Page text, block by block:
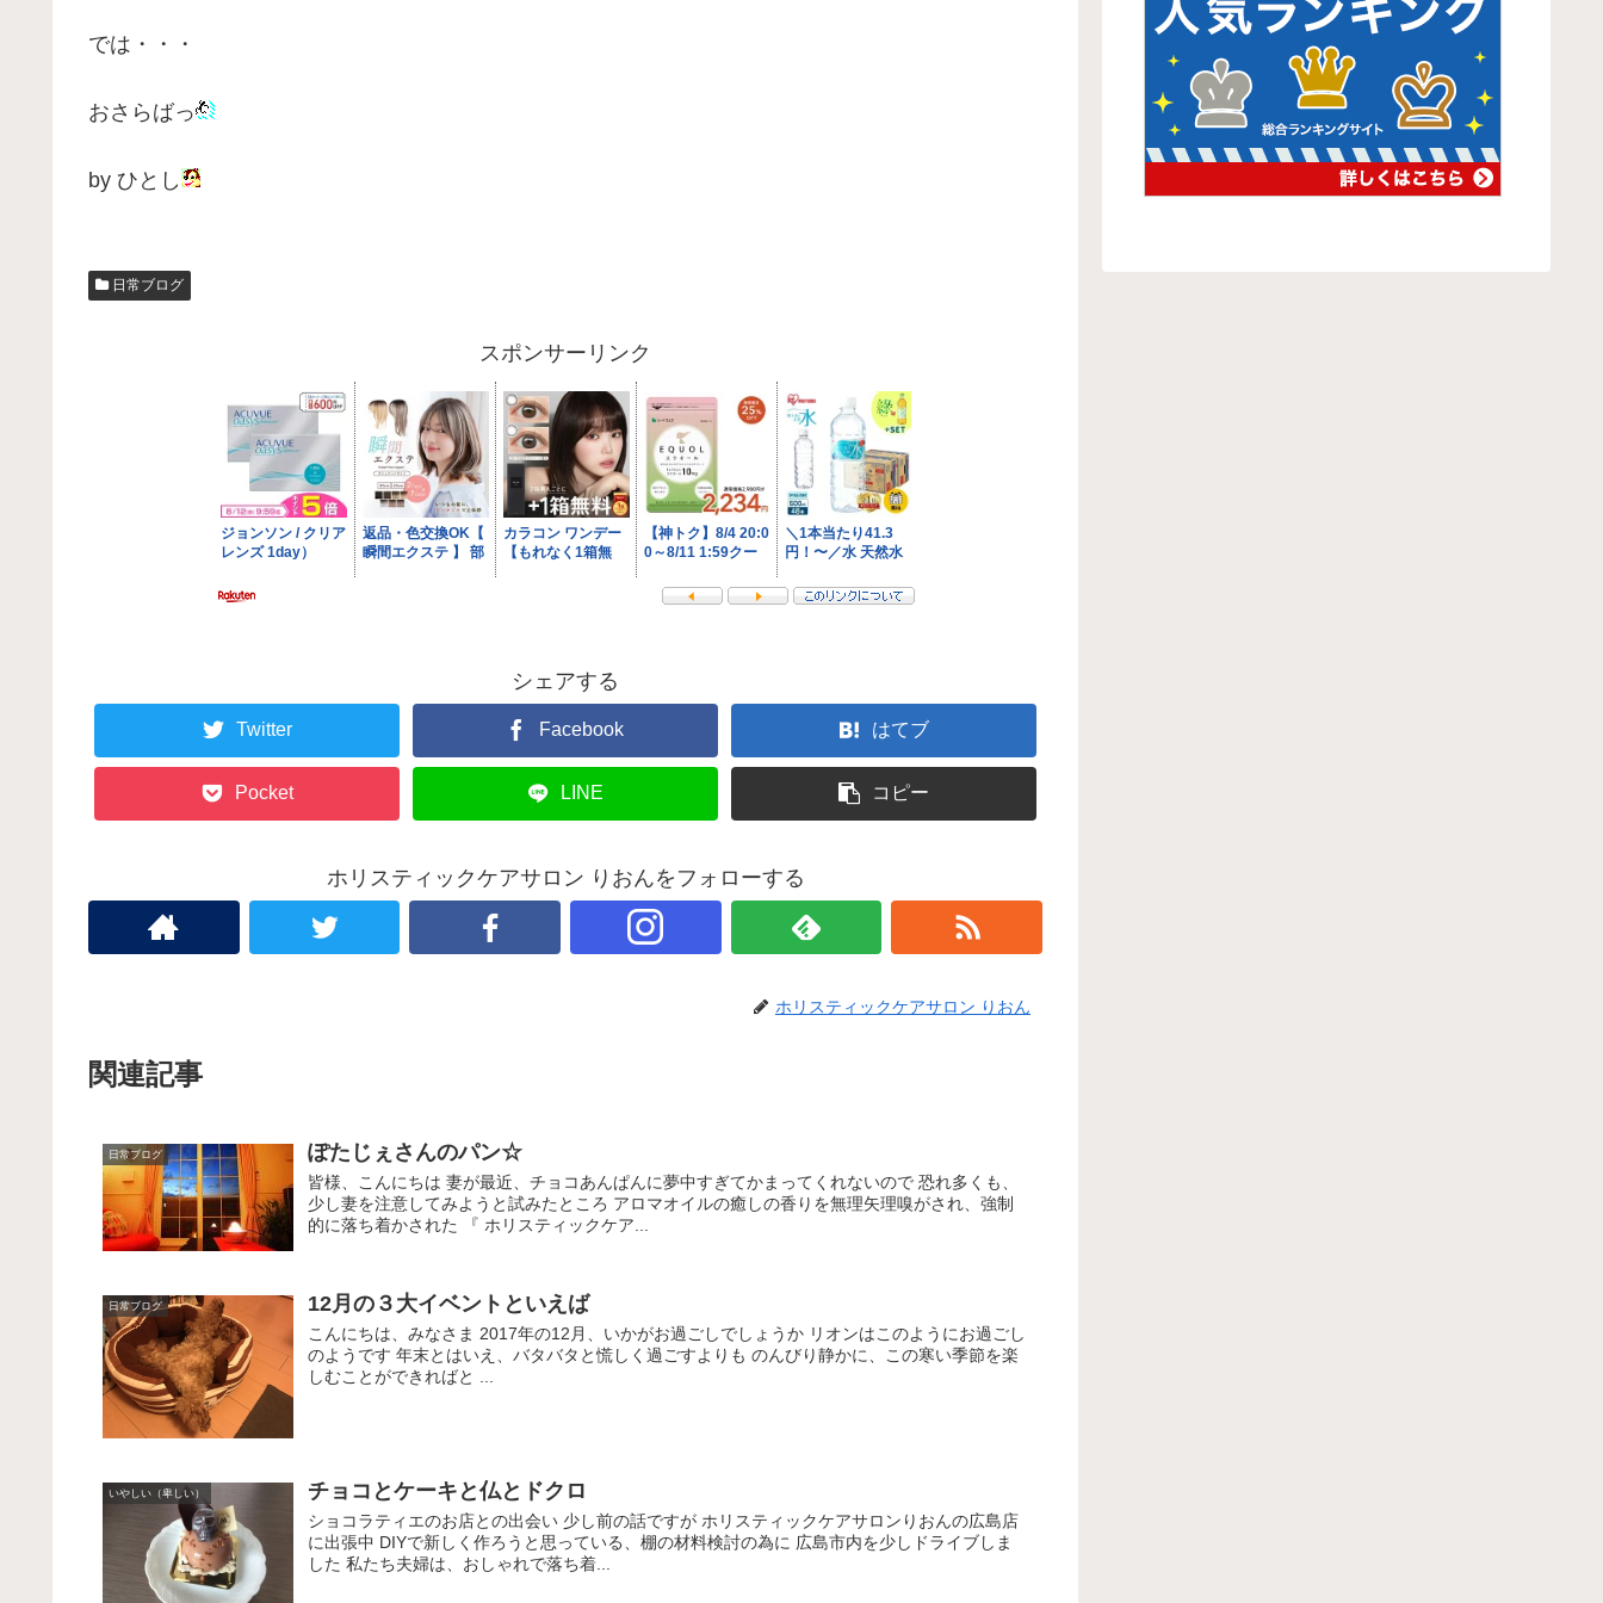
では・・・
おさらばっ
by ひとし
日常ブログ
スポンサーリンク
シェアする
Twitter Facebook はてブ
Pocket LINE コピー
ホリスティックケアサロン りおんをフォローする
ホリスティックケアサロン りおん
関連記事
日常ブログ ぽたじぇさんのパン☆
皆様、こんにちは 妻が最近、チョコあんぱんに夢中すぎてかまってくれないので 恐れ多くも、
少し妻を注意してみようと試みたところ アロマオイルの癒しの香りを無理矢理嗅がされ、強制
的に落ち着かされた 『 ホリスティックケア...
日常ブログ 12月の３大イベントといえば
こんにちは、みなさま 2017年の12月、いかがお過ごしでしょうか リオンはこのようにお過ごし
のようです 年末とはいえ、バタバタと慌しく過ごすよりも のんびり静かに、この寒い季節を楽
しむことができればと ...
いやしい（卑しい） チョコとケーキと仏とドクロ
ショコラティエのお店との出会い 少し前の話ですが ホリスティックケアサロンりおんの広島店
に出張中 DIYで新しく作ろうと思っている、棚の材料検討の為に 広島市内を少しドライブしま
した 私たち夫婦は、おしゃれで落ち着...